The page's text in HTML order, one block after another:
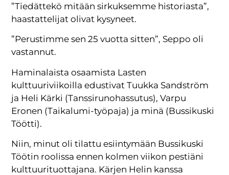
”Tiedättekö mitään sirkuksemme historiasta”,
haastattelijat olivat kysyneet.
”Perustimme sen 25 vuotta sitten”, Seppo oli
vastannut.
Haminalaista osaamista Lasten
kulttuuriviikoilla edustivat Tuukka Sandström
ja Heli Kärki (Tanssirunohassutus), Varpu
Eronen (Taikalumi-työpaja) ja minä (Bussikuski
Töötti).
Niin, minut oli tilattu esiintymään Bussikuski
Töötin roolissa ennen kolmen viikon pestiäni
kulttuurituottajana. Kärjen Helin kanssa